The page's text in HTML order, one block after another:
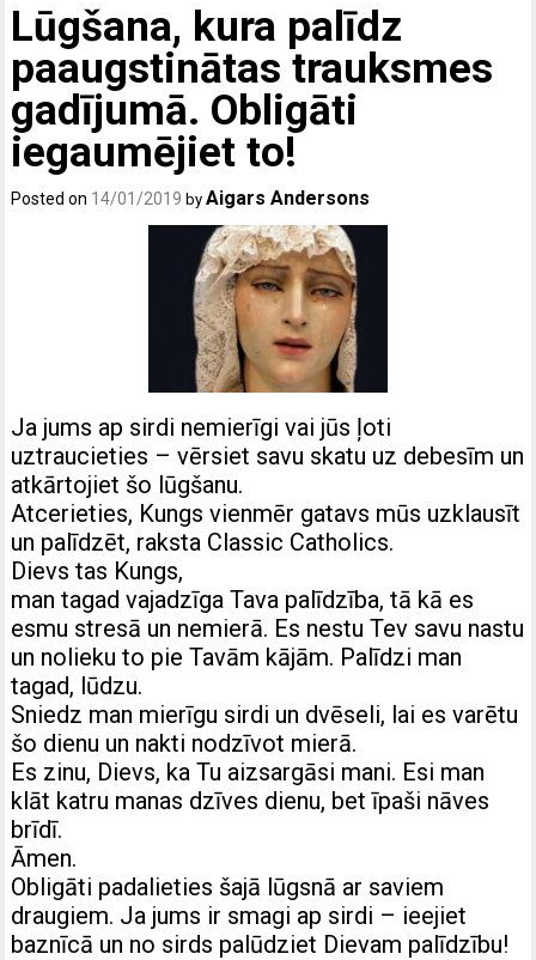
Lūgšana, kura palīdz
paaugstinātas trauksmes
gadījumā. Obligāti
iegaumējiet to!
Posted on 14/01/2019 byAigars Andersons
Ja jums ap sirdi nemierīgi vai jūs ļoti
uztraucieties – vērsiet savu skatu uz debesīm un
atkārtojiet šo lūgšanu.
Atcerieties, Kungs vienmēr gatavs mūs uzklausīt
un palīdzēt, raksta Classic Catholics.
Dievs tas Kungs,
man tagad vajadzīga Tava palīdzība, tā kā es
esmu stresā un nemierā. Es nestu Tev savu nastu
un nolieku to pie Tavām kājām. Palīdzi man
tagad, lūdzu.
Sniedz man mierīgu sirdi un dvēseli, lai es varētu
šo dienu un nakti nodzīvot mierā.
Es zinu, Dievs, ka Tu aizsargāsi mani. Esi man
klāt katru manas dzīves dienu, bet īpaši nāves
brīdī.
Āmen.
Obligāti padalieties šajā lūgsnā ar saviem
draugiem. Ja jums ir smagi ap sirdi – ieejiet
baznīcā un no sirds palūdziet Dievam palīdzību!